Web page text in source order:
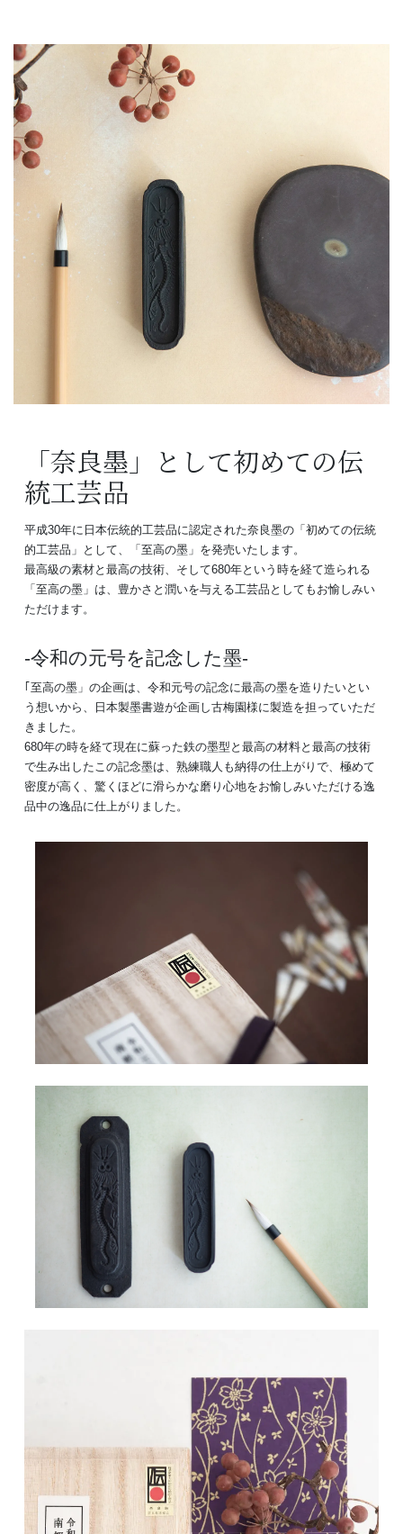
「奈良墨」として初めての伝
統工芸品
平成30年に日本伝統的工芸品に認定された奈良墨の「初めての伝統
的工芸品」として、「至高の墨」を発売いたします。
最高級の素材と最高の技術、そして680年という時を経て造られる
「至高の墨」は、豊かさと潤いを与える工芸品としてもお愉しみい
ただけます。
令和の元号を記念した墨
｢至高の墨」の企画は、令和元号の記念に最高の墨を造りたいとい
う想いから、日本製墨書遊が企画し古梅園様に製造を担っていただ
きました。
680年の時を経て現在に蘇った鉄の墨型と最高の材料と最高の技術
で生み出したこの記念墨は、熟練職人も納得の仕上がりで、極めて
密度が高く、驚くほどに滑らかな磨り心地をお愉しみいただける逸
品中の逸品に仕上がりました。